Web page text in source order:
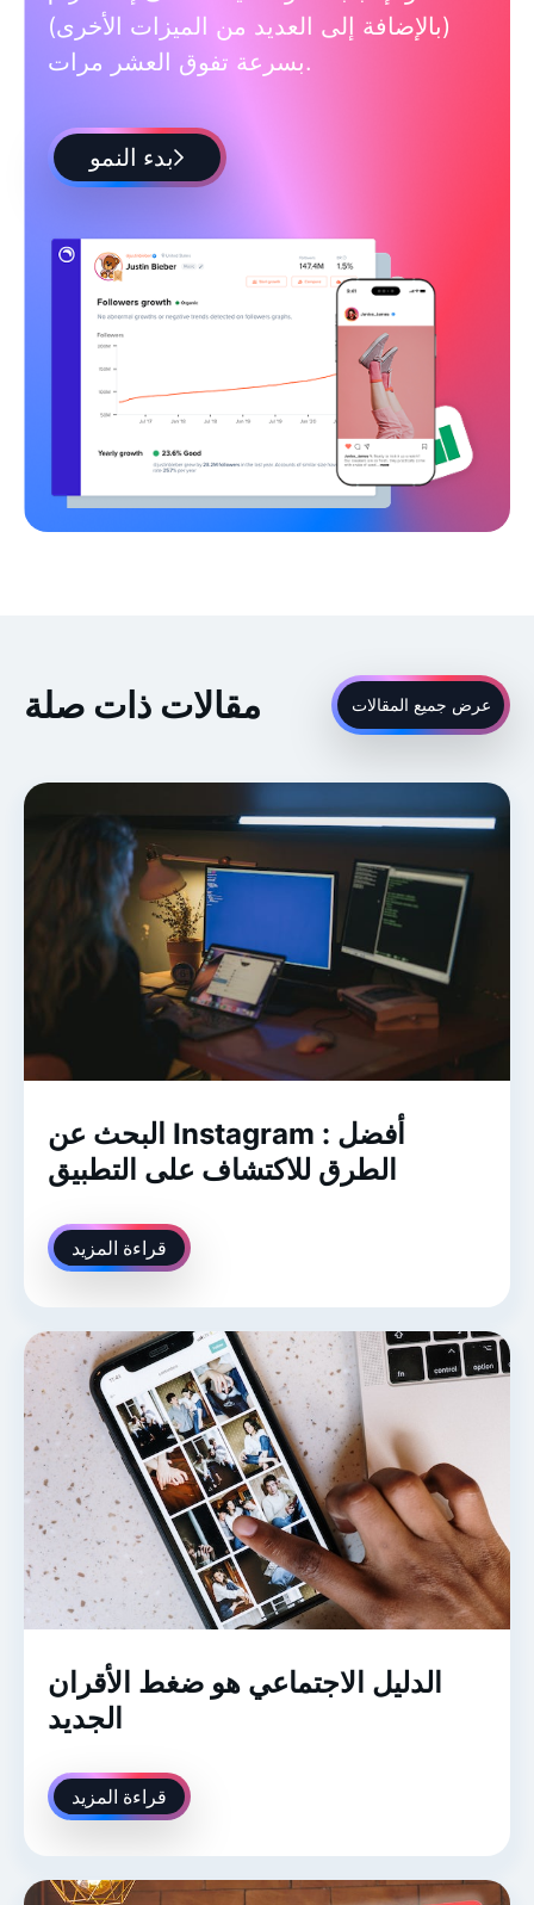
(بالإضافة إلى العديد من الميزات الأخرى)
بسرعة تفوق العشر مرات.
بدء النمو
مقالات ذات صلة عرض جميع المقالات
البحث عن Instagram : أفضل
الطرق للاكتشاف على التطبيق
قراءة المزيد
الدليل الاجتماعي هو ضغط الأقران
الجديد
قراءة المزيد